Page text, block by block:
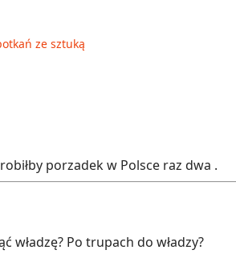
ze sztuką
porzadek w Polsce raz dwa .
władzę? Po trupach do władzy?